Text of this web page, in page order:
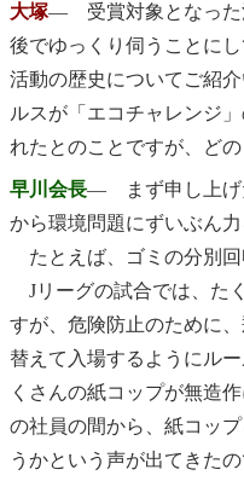
大塚― 受賞対象となった
後でゆっくり伺うことに
活動の歴史についてご紹
ルスが「エコチャレンジ
れたとのことですが、ど
早川会長― まず申し上げ
から環境問題にずいぶん
たとえば、ゴミの分別回
Jリーグの試合では、た
すが、危険防止のために
替えて入場するようにル
くさんの紙コップが無造
の社員の間から、紙コッ
うかという声が出てきた